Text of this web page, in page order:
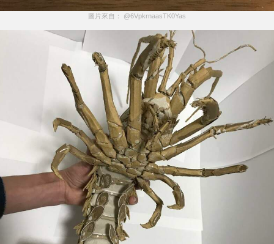
圖片來自： @6VpkrnaasTK0Yas